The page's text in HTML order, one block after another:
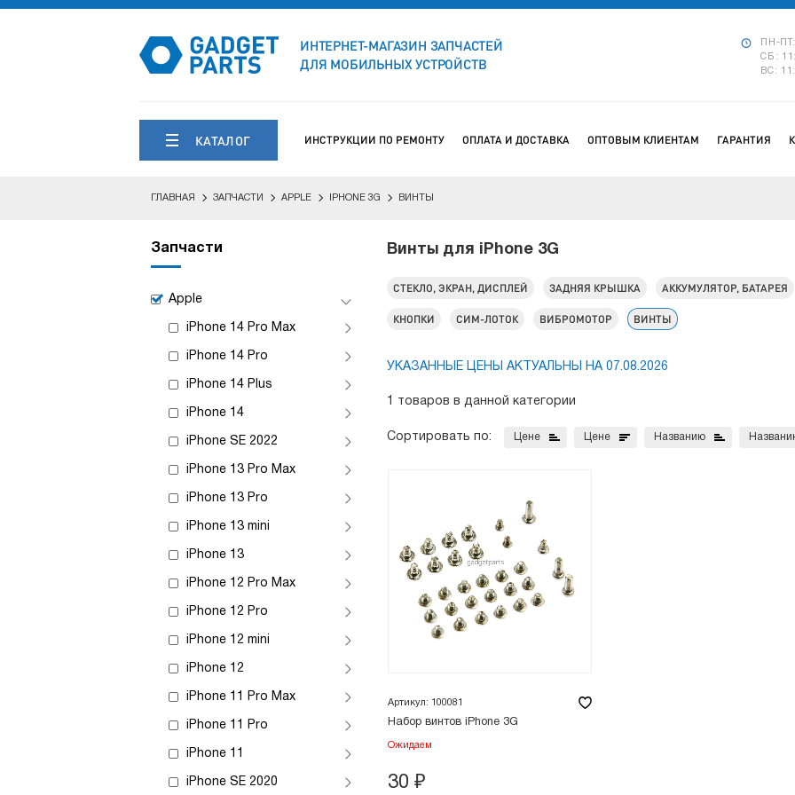
ИНТЕРНЕТ-МАГАЗИН ЗАПЧАСТЕЙ
ДЛЯ МОБИЛЬНЫХ УСТРОЙСТВ
ПН-
СБ:
ВС:
КАТАЛОГ ИНСТРУКЦИИ ПО РЕМОНТУ ОПЛАТА И ДОСТАВКА ОПТОВЫМ КЛИЕНТАМ ГАРАНТИЯ
ГЛАВНАЯ ЗАПЧАСТИ APPLE IPHONE 3G ВИНТЫ
Запчасти
Apple
iPhone 14 Pro Max
iPhone 14 Pro
iPhone 14 Plus
iPhone 14
iPhone SE 2022
iPhone 13 Pro Max
iPhone 13 Pro
iPhone 13 mini
iPhone 13
iPhone 12 Pro Max
iPhone 12 Pro
iPhone 12 mini
iPhone 12
iPhone 11 Pro Max
iPhone 11 Pro
iPhone 11
iPhone SE 2020
Винты для iPhone 3G
СТЕКЛО, ЭКРАН, ДИСПЛЕЙ ЗАДНЯЯ КРЫШКА АККУМУЛЯТОР, БАТАРЕЯ
КНОПКИ СИМ-ЛОТОК ВИБРОМОТОР ВИНТЫ
УКАЗАННЫЕ ЦЕНЫ АКТУАЛЬНЫ НА 07.08.2026
1 товаров в данной категории
Сортировать по: Цене Цене Названию
Артикул: 100081
Набор винтов iPhone 3G
Ожидаем
30 ₽